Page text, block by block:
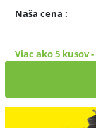
Naša cena :
Viac ako 5 kusov-